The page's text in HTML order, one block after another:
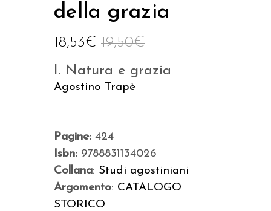
della grazia
19,50€
18,53€
I. Natura e grazia
Agostino Trapè
Pagine: 424
Isbn: 9788831134026
Collana: Studi agostiniani
Argomento: CATALOGO
STORICO